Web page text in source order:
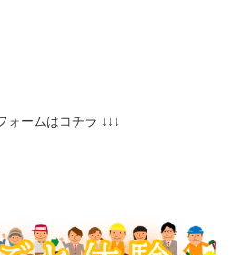
ームはコチラ ↓↓↓